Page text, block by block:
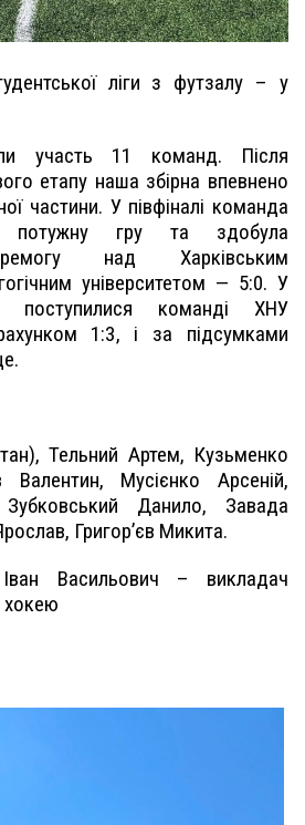
ліги з футзалу – у
участь 11 команд. Після
етапу наша збірна впевнено
частини. У півфіналі команда
потужну гру та здобула
над Харківським
університетом — 5:0. У
поступилися команді ХНУ
1:3, і за підсумками
Тельний Артем, Кузьменко
Валентин, Мусієнко Арсеній,
Данило, Завада
Григорʼєв Микита.
Васильович – викладач
хокею